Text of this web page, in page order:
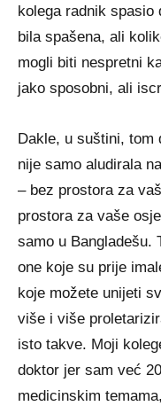
kolega radnik spasio
bila spašena, ali
mogli biti nespretni
jako sposobni, ali
Dakle, u suštini, tom
nije samo aludirala
– bez prostora za
prostora za vaše
samo u Bangladešu.
one koje su prije
koje možete unijeti
više i više
isto takve. Moji
doktor jer sam već
medicinskim